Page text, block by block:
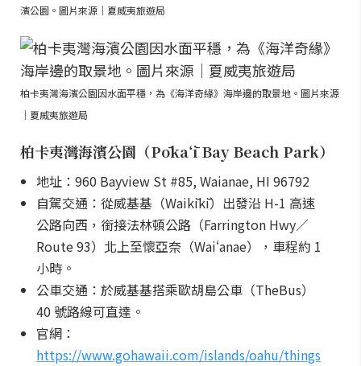
濱公園。圖片來源｜夏威夷旅遊局
柏卡夷灣海濱公園因水面平穩，為《海洋奇緣》海岸邊的取景地。圖片來源
｜夏威夷旅遊局
柏卡夷灣海濱公園（Pōkaʻī Bay Beach Park）
地址：960 Bayview St #85, Waianae, HI 96792
自駕交通：從威基基（Waikīkī）出發沿 H-1 高速
公路向西，銜接法林頓公路（Farrington Hwy／
Route 93）北上至懷亞奈（Waiʻanae），車程約 1
小時。
公車交通：於威基基搭乘歐胡島公車（TheBus）
40 號路線可直達。
官網：
https://www.gohawaii.com/islands/oahu/things